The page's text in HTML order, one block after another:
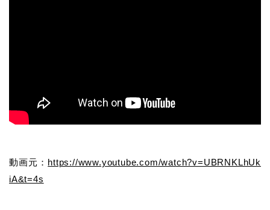
動画元： https://www.youtube.com/watch?v=UBRNKLhUk
iA&t=4s